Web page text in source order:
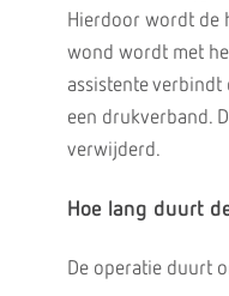
Hierdoor wordt de
wond wordt met
assistente verbindt
een drukverband.
verwijderd.
Hoe lang duurt
De operatie duurt